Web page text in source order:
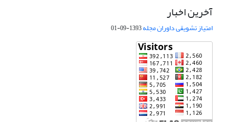
آخرین اخبار
امتیاز تشویقی داوران مجله1393-09-01